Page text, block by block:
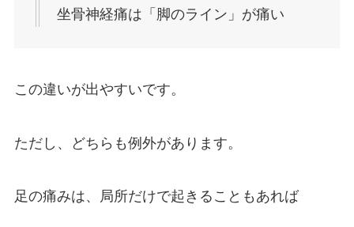
坐骨神経痛は「脚のライン」が痛い
この違いが出やすいです。
ただし、どちらも例外があります。
足の痛みは、局所だけで起きることもあれば